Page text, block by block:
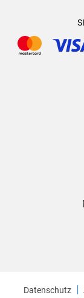
Datenschutz